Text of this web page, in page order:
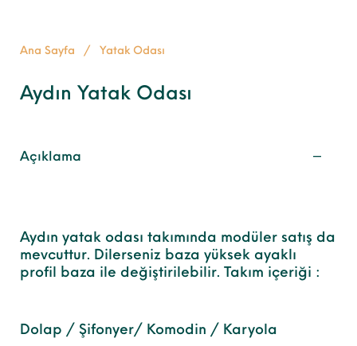
Ana Sayfa / Yatak Odası
Aydın Yatak Odası
Açıklama
Aydın yatak odası takımında modüler satış da
mevcuttur. Dilerseniz baza yüksek ayaklı
profil baza ile değiştirilebilir. Takım içeriği :
Dolap / Şifonyer/ Komodin / Karyola